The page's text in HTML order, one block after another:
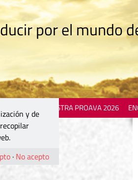
por el mundo
MOSTRA PROAVA 2026
y de
· No acepto